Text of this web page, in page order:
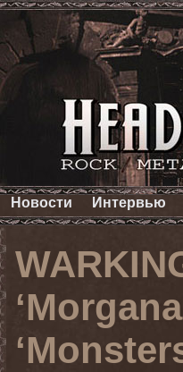
Новости Интервью